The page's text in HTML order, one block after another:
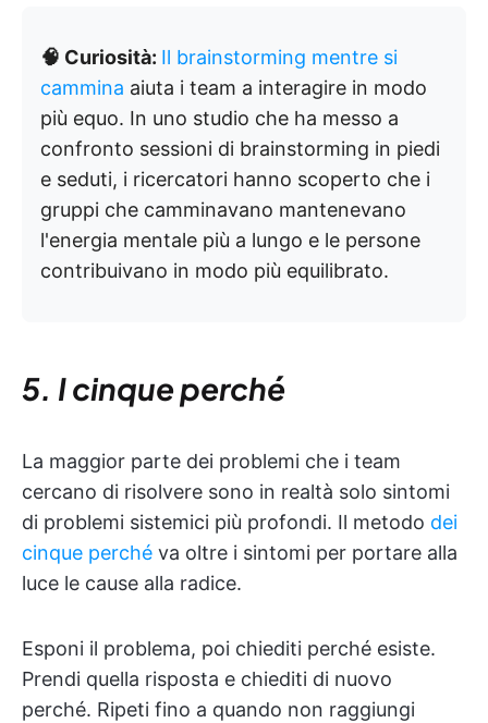
🧠 Curiosità: Il brainstorming mentre si
cammina aiuta i team a interagire in modo
più equo. In uno studio che ha messo a
confronto sessioni di brainstorming in piedi
e seduti, i ricercatori hanno scoperto che i
gruppi che camminavano mantenevano
l'energia mentale più a lungo e le persone
contribuivano in modo più equilibrato.
5. I cinque perché
La maggior parte dei problemi che i team
cercano di risolvere sono in realtà solo sintomi
di problemi sistemici più profondi. Il metodo dei
cinque perché va oltre i sintomi per portare alla
luce le cause alla radice.
Esponi il problema, poi chiediti perché esiste.
Prendi quella risposta e chiediti di nuovo
perché. Ripeti fino a quando non raggiungi